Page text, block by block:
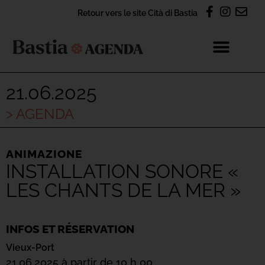
Retour vers le site Cità di Bastia
21.06.2025
> AGENDA
ANIMAZIONE
INSTALLATION SONORE «
LES CHANTS DE LA MER »
INFOS ET RÉSERVATION
Vieux-Port
21.06.2025 à partir de 10 h 00